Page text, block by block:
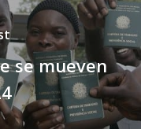
se mueven